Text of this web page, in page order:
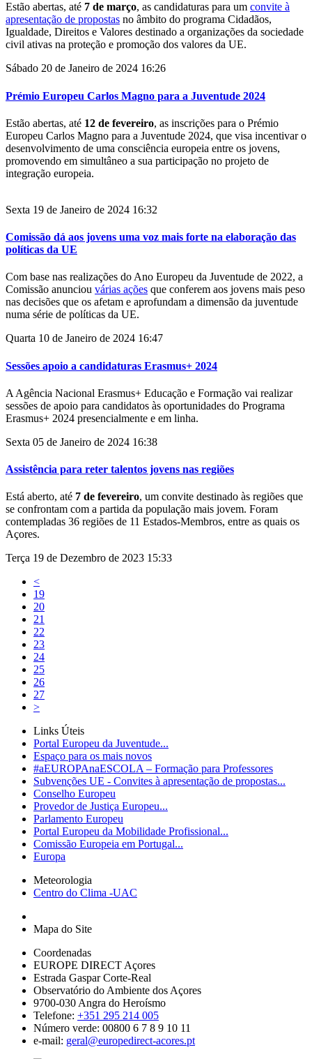
Estão abertas, até 7 de março, as candidaturas para um convite à
apresentação de propostas no âmbito do programa Cidadãos,
Igualdade, Direitos e Valores destinado a organizações da sociedade
civil ativas na proteção e promoção dos valores da UE.
Sábado 20 de Janeiro de 2024 16:26
Prémio Europeu Carlos Magno para a Juventude 2024
Estão abertas, até 12 de fevereiro, as inscrições para o Prémio
Europeu Carlos Magno para a Juventude 2024, que visa incentivar o
desenvolvimento de uma consciência europeia entre os jovens,
promovendo em simultâneo a sua participação no projeto de
integração europeia.
Sexta 19 de Janeiro de 2024 16:32
Comissão dá aos jovens uma voz mais forte na elaboração das
políticas da UE
Com base nas realizações do Ano Europeu da Juventude de 2022, a
Comissão anunciou várias ações que conferem aos jovens mais peso
nas decisões que os afetam e aprofundam a dimensão da juventude
numa série de políticas da UE.
Quarta 10 de Janeiro de 2024 16:47
Sessões apoio a candidaturas Erasmus+ 2024
A Agência Nacional Erasmus+ Educação e Formação vai realizar
sessões de apoio para candidatos às oportunidades do Programa
Erasmus+ 2024 presencialmente e em linha.
Sexta 05 de Janeiro de 2024 16:38
Assistência para reter talentos jovens nas regiões
Está aberto, até 7 de fevereiro, um convite destinado às regiões que
se confrontam com a partida da população mais jovem. Foram
contempladas 36 regiões de 11 Estados-Membros, entre as quais os
Açores.
Terça 19 de Dezembro de 2023 15:33
<
19
20
21
22
23
24
25
26
27
>
Links Úteis
Portal Europeu da Juventude...
Espaço para os mais novos
#aEUROPAnaESCOLA – Formação para Professores
Subvenções UE - Convites à apresentação de propostas...
Conselho Europeu
Provedor de Justiça Europeu...
Parlamento Europeu
Portal Europeu da Mobilidade Profissional...
Comissão Europeia em Portugal...
Europa
Meteorologia
Centro do Clima -UAC
Mapa do Site
Coordenadas
EUROPE DIRECT Açores
Estrada Gaspar Corte-Real
Observatório do Ambiente dos Açores
9700-030 Angra do Heroísmo
Telefone: +351 295 214 005
Número verde: 00800 6 7 8 9 10 11
e-mail: geral@europedirect-acores.pt